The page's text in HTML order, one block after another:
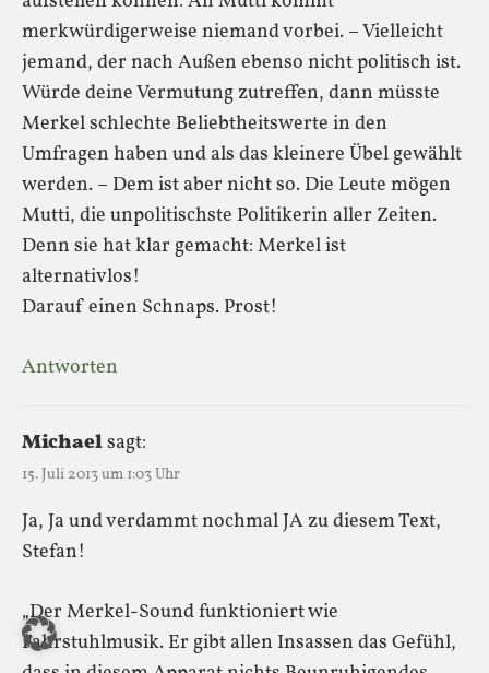
merkwürdigerweise niemand vorbei. – Vielleicht
jemand, der nach Außen ebenso nicht politisch ist.
Würde deine Vermutung zutreffen, dann müsste
Merkel schlechte Beliebtheitswerte in den
Umfragen haben und als das kleinere Übel gewählt
werden. – Dem ist aber nicht so. Die Leute mögen
Mutti, die unpolitischste Politikerin aller Zeiten.
Denn sie hat klar gemacht: Merkel ist
alternativlos!
Darauf einen Schnaps. Prost!
Antworten
Michaelsagt:
15. Juli 2013 um 1:03 Uhr
Ja, Ja und verdammt nochmal JA zu diesem Text,
Stefan!
„Der Merkel-Sound funktioniert wie
Fahrstuhlmusik. Er gibt allen Insassen das Gefühl,